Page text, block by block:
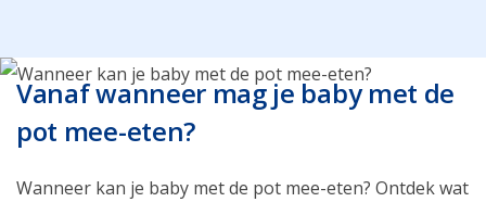
Vanaf wanneer mag je baby met de
pot mee-eten?
Wanneer kan je baby met de pot mee-eten? Ontdek wat